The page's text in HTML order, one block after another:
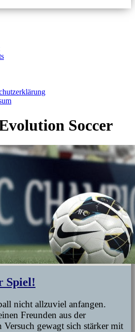
Soccer
Spiel!
nicht allzuviel anfangen.
Freunden aus der
gewagt sich stärker mit